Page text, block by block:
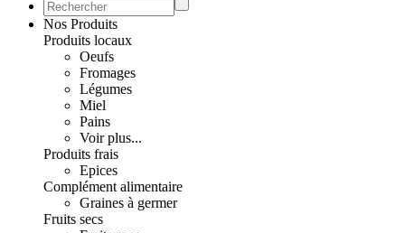
Nos Produits
Produits locaux
Oeufs
Fromages
Légumes
Miel
Pains
Voir plus...
Produits frais
Epices
Complément alimentaire
Graines à germer
Fruits secs